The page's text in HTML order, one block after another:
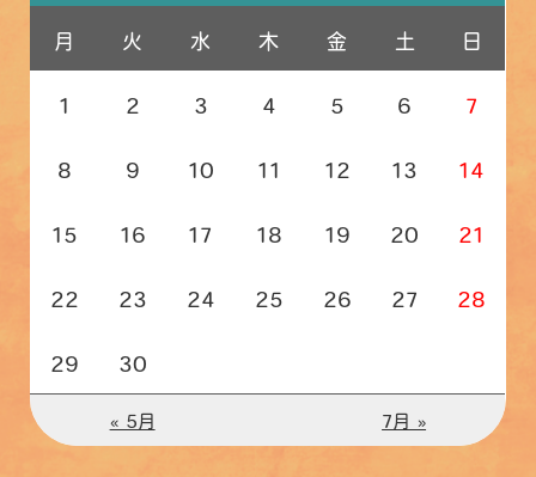
月 火 水 木 金 土 日
1 2 3 4 5 6 7
8 9 10 11 12 13 14
15 16 17 18 19 20 21
22 23 24 25 26 27 28
29 30
« 5月 7月 »